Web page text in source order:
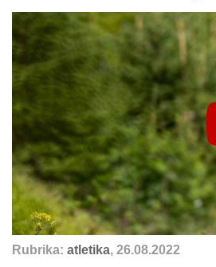
Rubrika: atletika, 26.08.2022